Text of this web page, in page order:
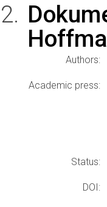
Authors:
Academic press:
Status:
DOI: